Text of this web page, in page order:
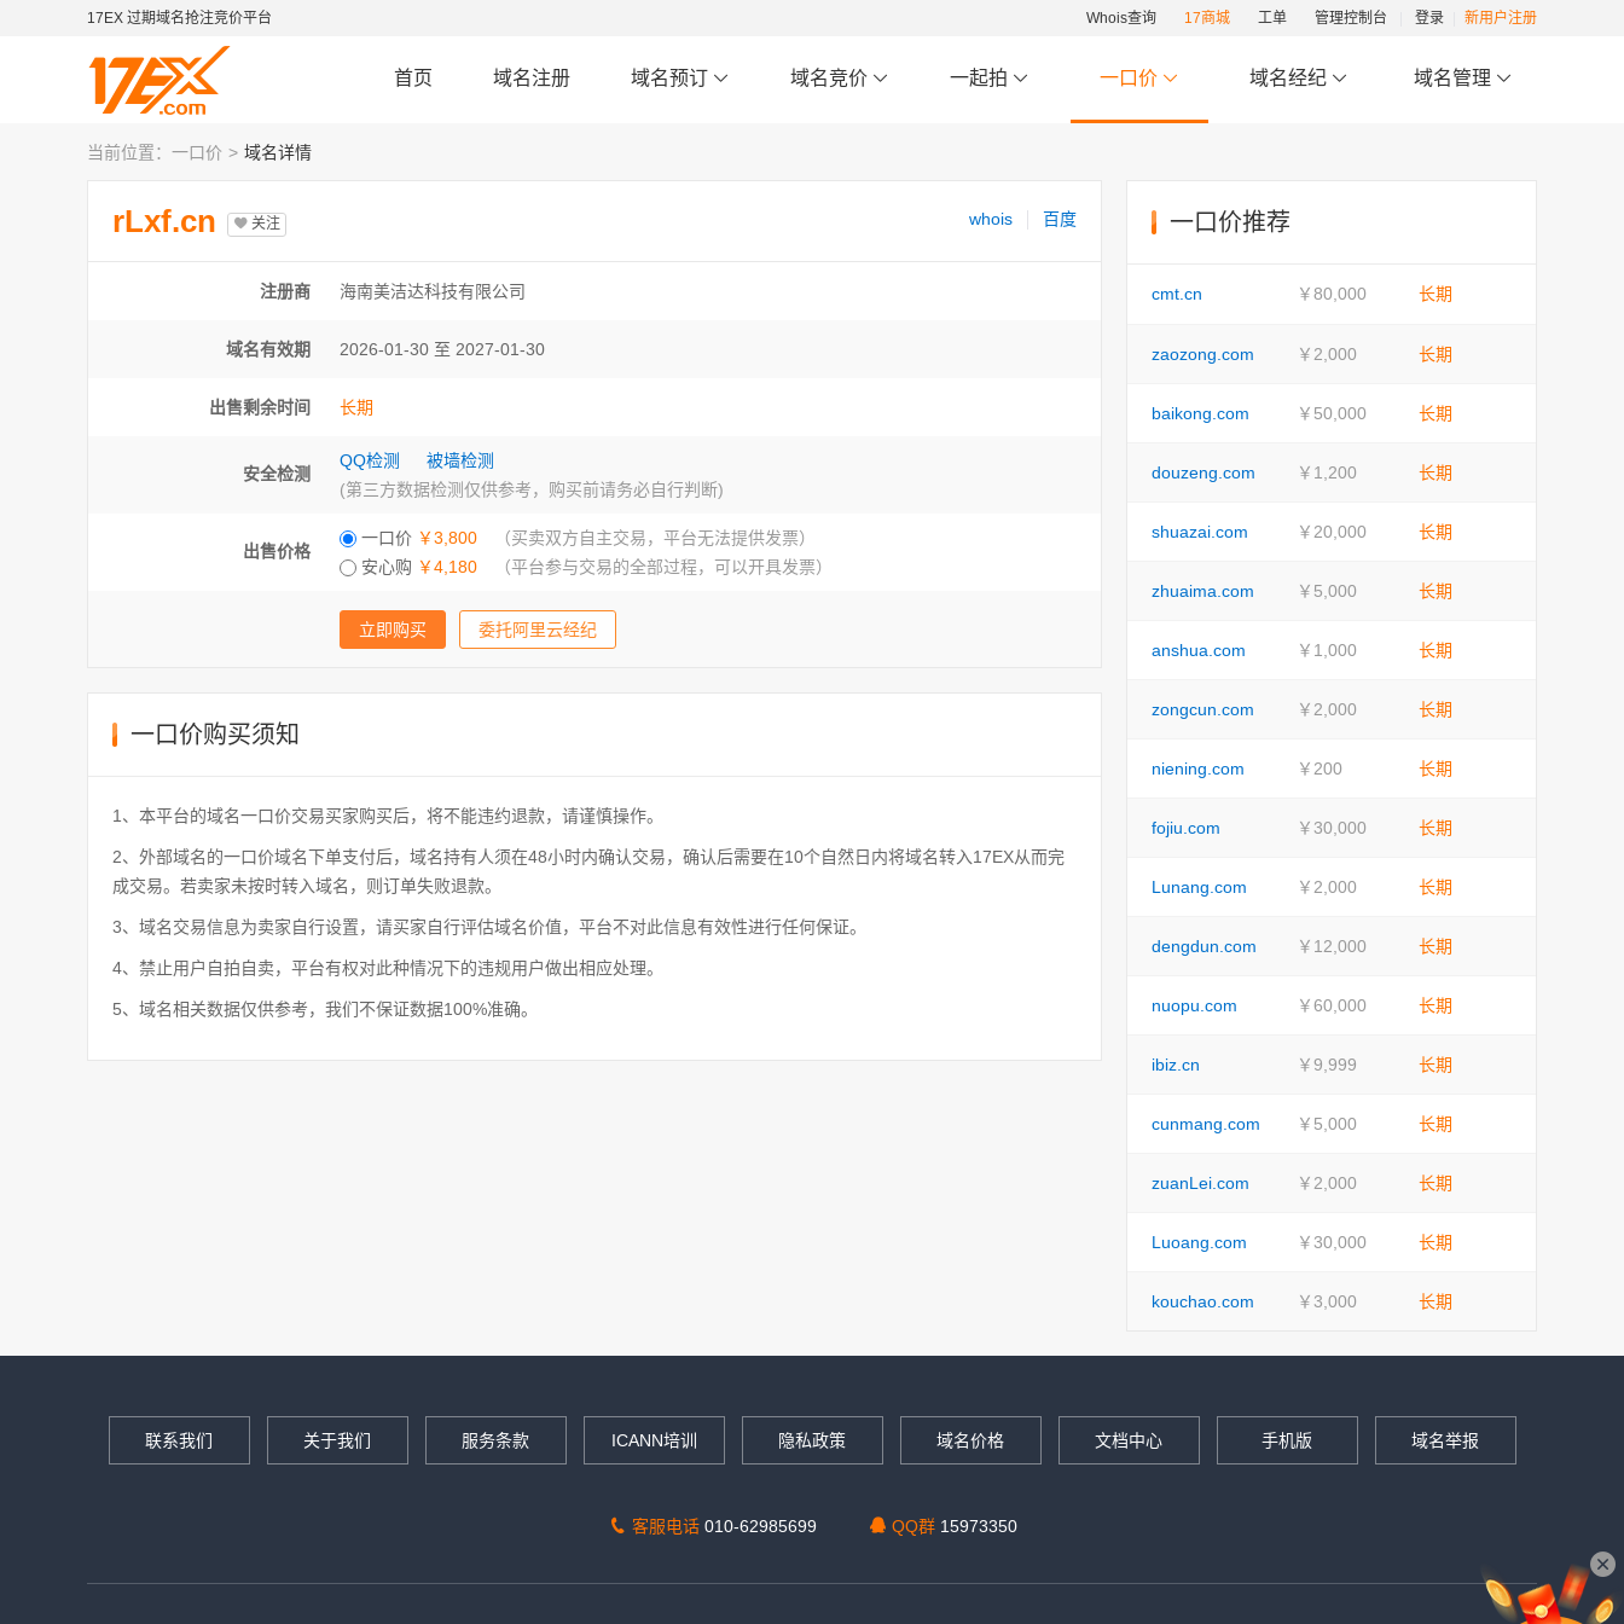
17EX 过期域名抢注竞价平台 Whois查询 17商城 工单 管理控制台 登录 新用户注册
首页 域名注册 域名预订 域名竞价 一起拍 一口价 域名经纪 域名管理
当前位置： 一口价 域名详情
rLxf.cn 关注 whois 百度
注册商 海南美洁达科技有限公司
域名有效期 2026-01-30 至 2027-01-30
出售剩余时间 长期
安全检测
QQ检测
被墙检测
(第三方数据检测仅供参考，购买前请务必自行判断)
出售价格
一口价 ￥3,800
（买卖双方自主交易，平台无法提供发票）
安心购 ￥4,180 （平台参与交易的全部过程，可以开具发票）
委托阿里云经纪
一口价购买须知
1、本平台的域名一口价交易买家购买后，将不能违约退款，请谨慎操作。
2、外部域名的一口价域名下单支付后，域名持有人须在48小时内确认交易，确认后需要在10个自然日内将域名转入17EX从而完
成交易。若卖家未按时转入域名，则订单失败退款。
3、域名交易信息为卖家自行设置，请买家自行评估域名价值，平台不对此信息有效性进行任何保证。
4、禁止用户自拍自卖，平台有权对此种情况下的违规用户做出相应处理。
5、域名相关数据仅供参考，我们不保证数据100%准确。
一口价推荐
cmt.cn ￥80,000 长期
zaozong.com ￥2,000 长期
baikong.com ￥50,000 长期
douzeng.com ￥1,200 长期
shuazai.com ￥20,000 长期
zhuaima.com ￥5,000 长期
anshua.com ￥1,000 长期
zongcun.com ￥2,000 长期
niening.com ￥200 长期
fojiu.com ￥30,000 长期
Lunang.com ￥2,000 长期
dengdun.com ￥12,000 长期
nuopu.com ￥60,000 长期
ibiz.cn ￥9,999 长期
cunmang.com ￥5,000 长期
zuanLei.com ￥2,000 长期
Luoang.com ￥30,000 长期
kouchao.com ￥3,000 长期
联系我们 关于我们 服务条款 ICANN培训 隐私政策 域名价格 文档中心 手机版 域名举报
客服电话 010-62985699 QQ群 15973350